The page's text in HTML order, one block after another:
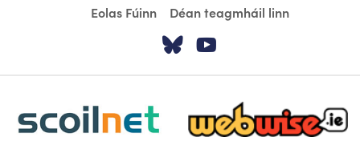
Eolas Fúinn Déan teagmháil linn
Tabhair cuairt ar
scoilnet-footer-logo3 webwise-logo-sticky